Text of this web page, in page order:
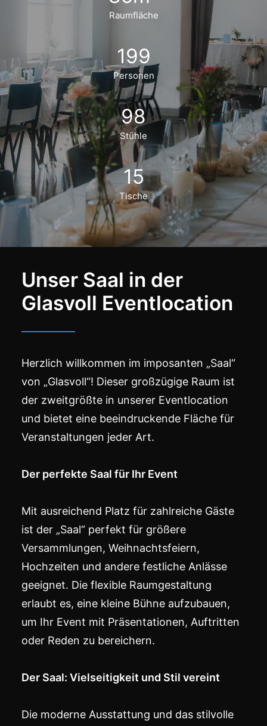
Raumfläche
199
Personen
98
Stühle
15
Tische
Unser Saal in der
Glasvoll Eventlocation
Herzlich willkommen im imposanten „Saal“
von „Glasvoll“! Dieser großzügige Raum ist
der zweitgrößte in unserer Eventlocation
und bietet eine beeindruckende Fläche für
Veranstaltungen jeder Art.
Der perfekte Saal für Ihr Event
Mit ausreichend Platz für zahlreiche Gäste
ist der „Saal“ perfekt für größere
Versammlungen, Weihnachtsfeiern,
Hochzeiten und andere festliche Anlässe
geeignet. Die flexible Raumgestaltung
erlaubt es, eine kleine Bühne aufzubauen,
um Ihr Event mit Präsentationen, Auftritten
oder Reden zu bereichern.
Der Saal: Vielseitigkeit und Stil vereint
Die moderne Ausstattung und das stilvolle